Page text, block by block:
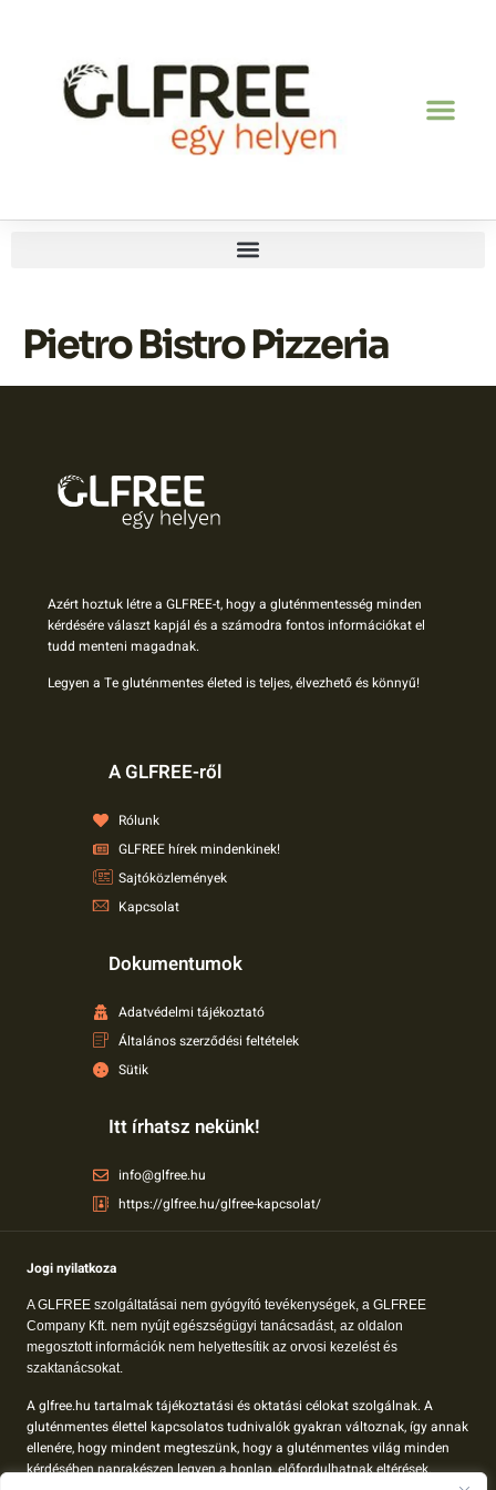
Pietro Bistro Pizzeria
Azért hoztuk létre a GLFREE-t, hogy a gluténmentesség minden
kérdésére választ kapjál és a számodra fontos információkat el
tudd menteni magadnak.
Legyen a Te gluténmentes életed is teljes, élvezhető és könnyű!
A GLFREE-ről
Rólunk
GLFREE hírek mindenkinek!
Sajtóközlemények
Kapcsolat
Dokumentumok
Adatvédelmi tájékoztató
Általános szerződési feltételek
Sütik
Itt írhatsz nekünk!
info@glfree.hu
https://glfree.hu/glfree-kapcsolat/
Jogi nyilatkoza
A GLFREE szolgáltatásai nem gyógyító tevékenységek, a GLFREE
Company Kft. nem nyújt egészségügyi tanácsadást, az oldalon
megosztott információk nem helyettesítik az orvosi kezelést és
szaktanácsokat.
A glfree.hu tartalmak tájékoztatási és oktatási célokat szolgálnak. A
gluténmentes élettel kapcsolatos tudnivalók gyakran változnak, így annak
ellenére, hogy mindent megteszünk, hogy a gluténmentes világ minden
kérdésében naprakészen legyen a honlap, előfordulhatnak eltérések.